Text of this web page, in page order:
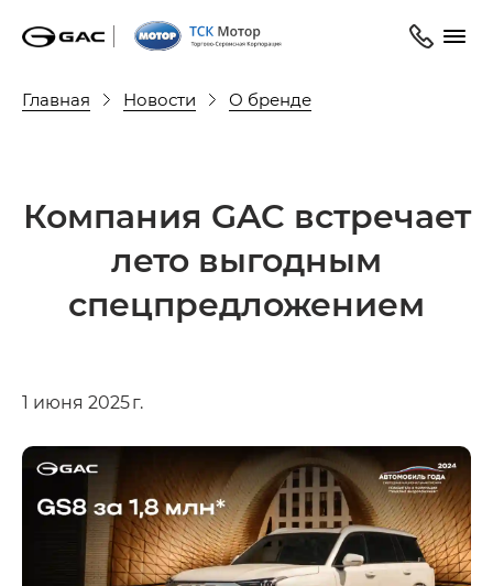
Главная Новости О бренде
Компания GAC встречает
лето выгодным
спецпредложением
1 июня 2025 г.